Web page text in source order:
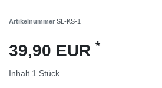
Artikelnummer SL-KS-1
39,90 EUR *
Inhalt 1 Stück